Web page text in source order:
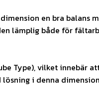
en bra balans
lämplig både för
Type), vilket innebär
lösning i denna